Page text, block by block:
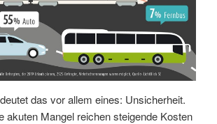
das vor allem eines: Unsicherheit.
akuten Mangel reichen steigende Kosten